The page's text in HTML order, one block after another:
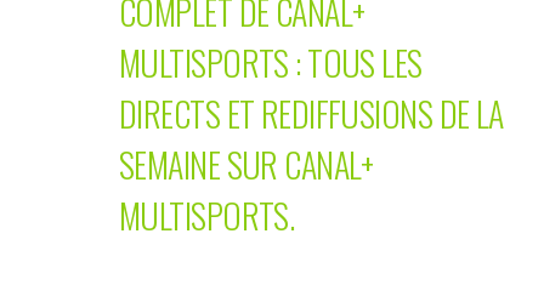
COMPLET DE CANAL+
MULTISPORTS : TOUS LES
DIRECTS ET REDIFFUSIONS DE LA
SEMAINE SUR CANAL+
MULTISPORTS.